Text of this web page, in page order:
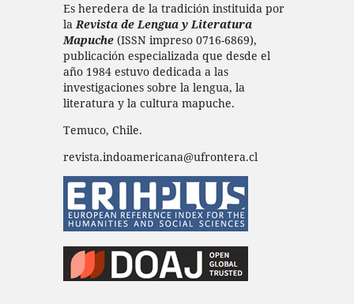
Es heredera de la tradición instituida por
laRevista de Lengua y Literatura
Mapuche(ISSN impreso 0716-6869),
publicación especializada que desde el
año 1984 estuvo dedicada a las
investigaciones sobre la lengua, la
literatura y la cultura mapuche.
Temuco, Chile.
revista.indoamericana@ufrontera.cl